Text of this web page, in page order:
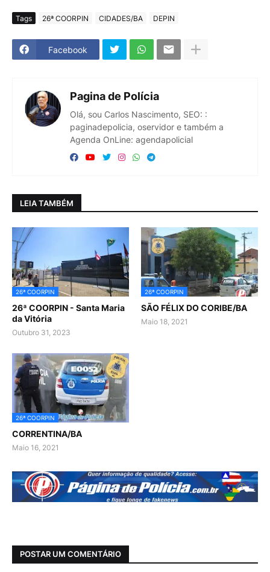
Tags 26ª COORPIN CIDADES/BA DEPIN
Facebook
Pagina de Polícia
Olá, sou Carlos Nascimento, SEO: :
paginadepolicia, oservidor e também a
Agenda OnLine: agendapolicial
LEIA TAMBÉM
26ª COORPIN
26ª COORPIN - Santa Maria
da Vitória
Outubro 31, 2023
26ª COORPIN
SÃO FÉLIX DO CORIBE/BA
Maio 18, 2021
26ª COORPIN
CORRENTINA/BA
Maio 16, 2021
POSTAR UM COMENTÁRIO